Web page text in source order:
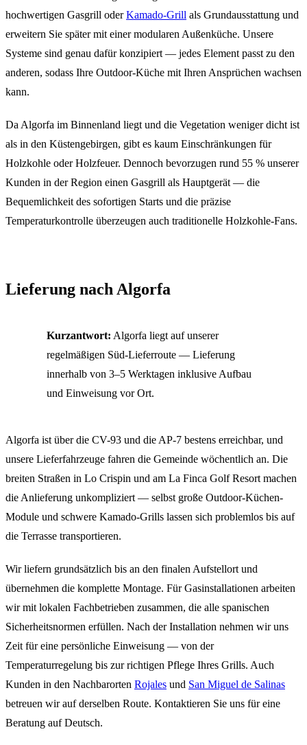
hochwertigen Gasgrill oderKamado-Grill als Grundausstattung und
erweitern Sie später mit einer modularen Außenküche. Unsere
Systeme sind genau dafür konzipiert — jedes Element passt zu den
anderen, sodass Ihre Outdoor-Küche mit Ihren Ansprüchen wachsen
kann.
Da Algorfa im Binnenland liegt und die Vegetation weniger dicht ist
als in den Küstengebirgen, gibt es kaum Einschränkungen für
Holzkohle oder Holzfeuer. Dennoch bevorzugen rund 55 % unserer
Kunden in der Region einen Gasgrill als Hauptgerät — die
Bequemlichkeit des sofortigen Starts und die präzise
Temperaturkontrolle überzeugen auch traditionelle Holzkohle-Fans.
Lieferung nach Algorfa
Kurzantwort: Algorfa liegt auf unserer
regelmäßigen Süd-Lieferroute — Lieferung
innerhalb von 3–5 Werktagen inklusive Aufbau
und Einweisung vor Ort.
Algorfa ist über die CV-93 und die AP-7 bestens erreichbar, und
unsere Lieferfahrzeuge fahren die Gemeinde wöchentlich an. Die
breiten Straßen in Lo Crispin und am La Finca Golf Resort machen
die Anlieferung unkompliziert — selbst große Outdoor-Küchen-
Module und schwere Kamado-Grills lassen sich problemlos bis auf
die Terrasse transportieren.
Wir liefern grundsätzlich bis an den finalen Aufstellort und
übernehmen die komplette Montage. Für Gasinstallationen arbeiten
wir mit lokalen Fachbetrieben zusammen, die alle spanischen
Sicherheitsnormen erfüllen. Nach der Installation nehmen wir uns
Zeit für eine persönliche Einweisung — von der
Temperaturregelung bis zur richtigen Pflege Ihres Grills. Auch
Kunden in den Nachbarorten Rojales und San Miguel de Salinas
betreuen wir auf derselben Route. Kontaktieren Sie uns für eine
Beratung auf Deutsch.